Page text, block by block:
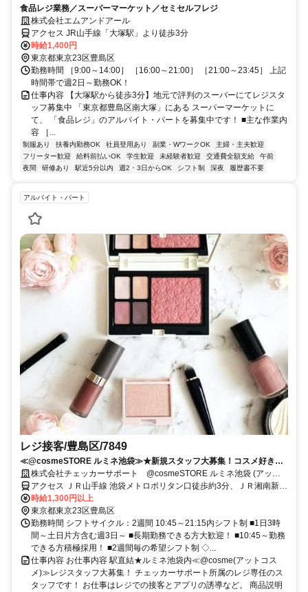
食品レジ業務／スーパーマーケット／セミセルフレジ
株式会社エムアンドアール
アクセス JR山手線「大塚駅」より徒歩3分
時給1,400円
東京都東京23区豊島区
勤務時間 ［9:00～14:00］ ［16:00～21:00］ ［21:00～23:45］ 上記
時間帯で週2日～勤務OK！
仕事内容 【大塚駅から徒歩3分】地元で評判のスーパーにてレジスタ
ッフ募集中 「東京都豊島区南大塚」にある スーパーマーケットに
て、 「食品レジ」のアルバイト・パートを募集中です！ ■主な作業内
容 ［...
制服あり 扶養内勤務OK 社員登用あり 副業・WワークOK
主婦・主夫歓迎
フリーター歓迎
給料前払いOK 学生歓迎 未経験者歓迎 交通費全額支給
午前
夜間
研修あり 駅近5分以内 週2・3日からOK シフト制 深夜 履歴書不要
アルバイト・パート
レジ接客/豊島区/7849
≪@cosmeSTORE ルミネ池袋≫★新規スタッフ大募集！コスメ好きさ
ん大歓迎！
株式会社チェッカーサポート @cosmeSTORE ルミネ池袋 (アット
コスメ)[7849]
アクセス ＪＲ山手線 池袋メトロポリタン口徒歩約3分、ＪＲ湘南新宿
ライン 池袋メトロポリタン口徒歩約3分、ＪＲ埼京線/りんかい線 池
袋メトロポリタン口徒歩約3分
時給1,300円以上
東京都東京23区豊島区
勤務時間 シフトサイクル：2週間 10:45～21:15内シフト制 ■1日3時
間～土日片方含む週3日～ ■長期勤務できる方大歓迎！ ■10:45～勤務
できる方積極採用！ ■2週間毎の希望シフト制 ◇...
仕事内容 お仕事内容 駅直結★ルミネ池袋内≪@cosme(アットコス
メ)≫レジスタッフ大募集！ チェッカーサポート所属のレジ専任のス
タッフです！ お仕事はレジでの接客とアプリの誘導など。 商品説明